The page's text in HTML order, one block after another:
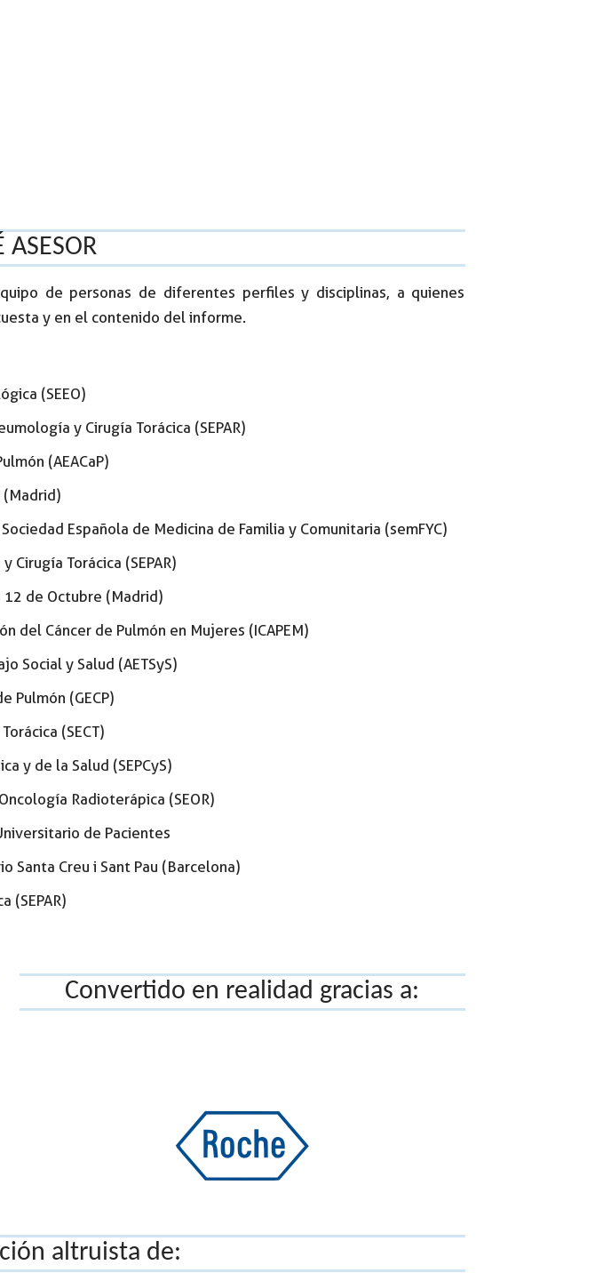
ASESOR
de personas de diferentes perfiles y disciplinas, a quienes
y en el contenido del informe.
(SEEO)
y Cirugía Torácica (SEPAR)
(AEACaP)
(Madrid)
Española de Medicina de Familia y Comunitaria (semFYC)
Torácica (SEPAR)
de Octubre (Madrid)
del Cáncer de Pulmón en Mujeres (ICAPEM)
Social y Salud (AETSyS)
Pulmón (GECP)
(SECT)
y de la Salud (SEPCyS)
Radioterápica (SEOR)
de Pacientes
Santa Creu i Sant Pau (Barcelona)
(SEPAR)
Convertido en realidad gracias a:
altruista de: